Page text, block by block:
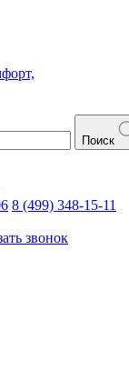
Поиск
8 (499) 348-15-11
звонок